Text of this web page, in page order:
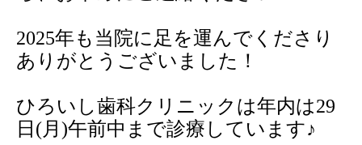
2025年も当院に足を運んでくださり
ありがとうございました！
ひろいし歯科クリニックは年内は29
日 (月 )午前中まで診療しています♪